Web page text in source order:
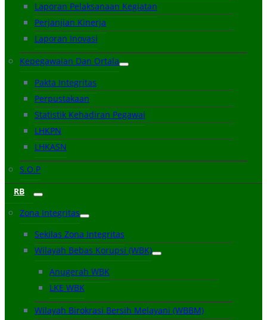
Laporan Pelaksanaan Kegiatan
Perjanjian Kinerja
Laporan Inovasi
Kepegawaian Dan Ortala
Pakta Integritas
Perpustakaan
Statistik Kehadiran Pegawai
LHKPN
LHKASN
S.O.P
RB
Zona Integritas
Sekilas Zona Integritas
Wilayah Bebas Korupsi (WBK)
Anugerah WBK
LKE WBK
Wilayah Birokrasi Bersih Melayani (WBBM)